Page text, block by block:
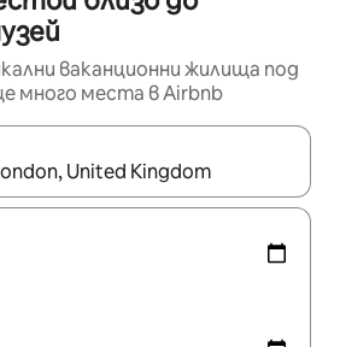
ваканционни жилища под
много места в Airbnb
се покажат, използвайте